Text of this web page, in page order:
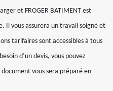
et FROGER BATIMENT est
Il vous assurera un travail soigné et
tarifaires sont accessibles à tous
d’un devis, vous pouvez
vous sera préparé en